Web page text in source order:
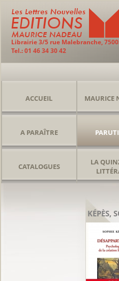
Librairie 3/5 rue Malebranche,
Tel.: 01 46 34 30 42
ACCUEIL MAURICE
A PARAÎTRE
CATALOGUES
LA
KÉPÈS,